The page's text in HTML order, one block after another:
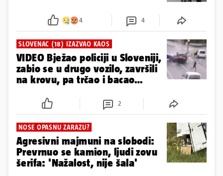
4 4
SLOVENAC (18) IZAZVAO KAOS
VIDEO Bježao policiji u Sloveniji,
zabio se u drugo vozilo, završili
na krovu, pa trčao i bacao
2
NOSE OPASNU ZARAZU?
Agresivni majmuni na slobodi:
Prevrnuo se kamion, ljudi zovu
šerifa: 'Nažalost, nije šala'